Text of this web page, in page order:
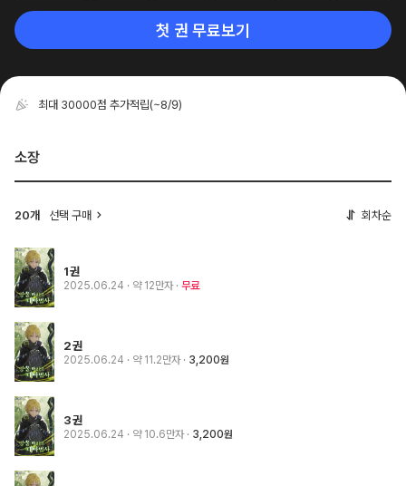
첫 권 무료보기
최대 30000점 추가적립(~8/9)
소장
20개 선택 구매 회차순
1권
2025.06.24 · 약 12만자 무료
2권
2025.06.24 · 약 11.2만자 3,200원
3권
2025.06.24 · 약 10.6만자 3,200원